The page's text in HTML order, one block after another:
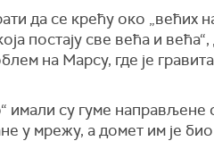
да се крећу око „већих
постају све већа и већа“,
на Марсу, где је
имали су гуме направљене
у мрежу, а домет им је